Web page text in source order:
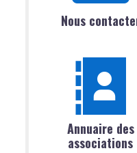
Nous
Annuaire des
associations